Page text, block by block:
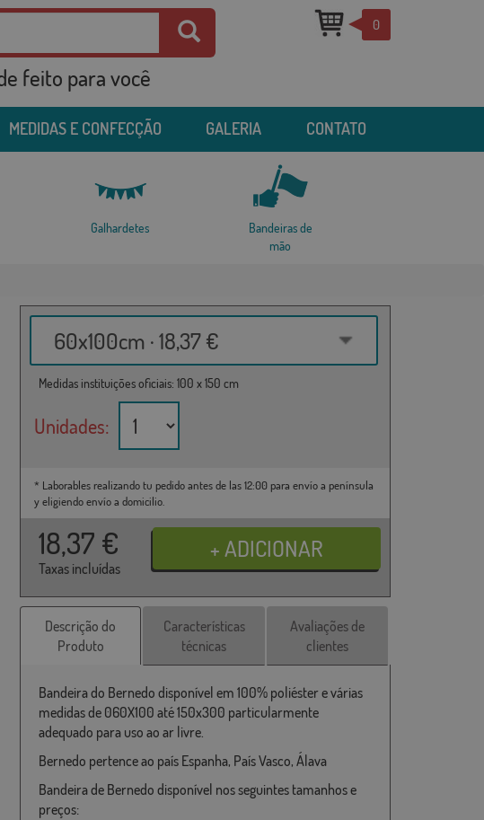
feito para você
0
MEDIDAS E CONFECÇÃO GALERIA CONTATO
Galhardetes
Bandeiras de
mão
60x100cm · 18,37 €
Medidas instituições oficiais: 100 x 150 cm
Unidades:
* Laborables realizando tu pedido antes de las 12:00 para envío a península
y eligiendo envío a domicilio.
18,37 €
Taxas incluídas
Descrição do
Produto
Características
técnicas
Avaliações de
clientes
Bandeira do Bernedo disponível em 100% poliéster e várias
medidas de 060X100 até 150x300 particularmente
adequado para uso ao ar livre.
Bernedo pertence ao país Espanha, País Vasco, Álava
Bandeira de Bernedo disponível nos seguintes tamanhos e
preços: